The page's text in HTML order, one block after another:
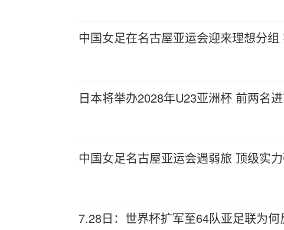
中国女足在名古屋亚运会迎来理想分
日本将举办2028年U23亚洲杯 前两名
中国女足名古屋亚运会遇弱旅 顶级实
7.28日：世界杯扩军至64队亚足联为